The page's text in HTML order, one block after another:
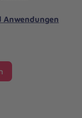
Anwendungen